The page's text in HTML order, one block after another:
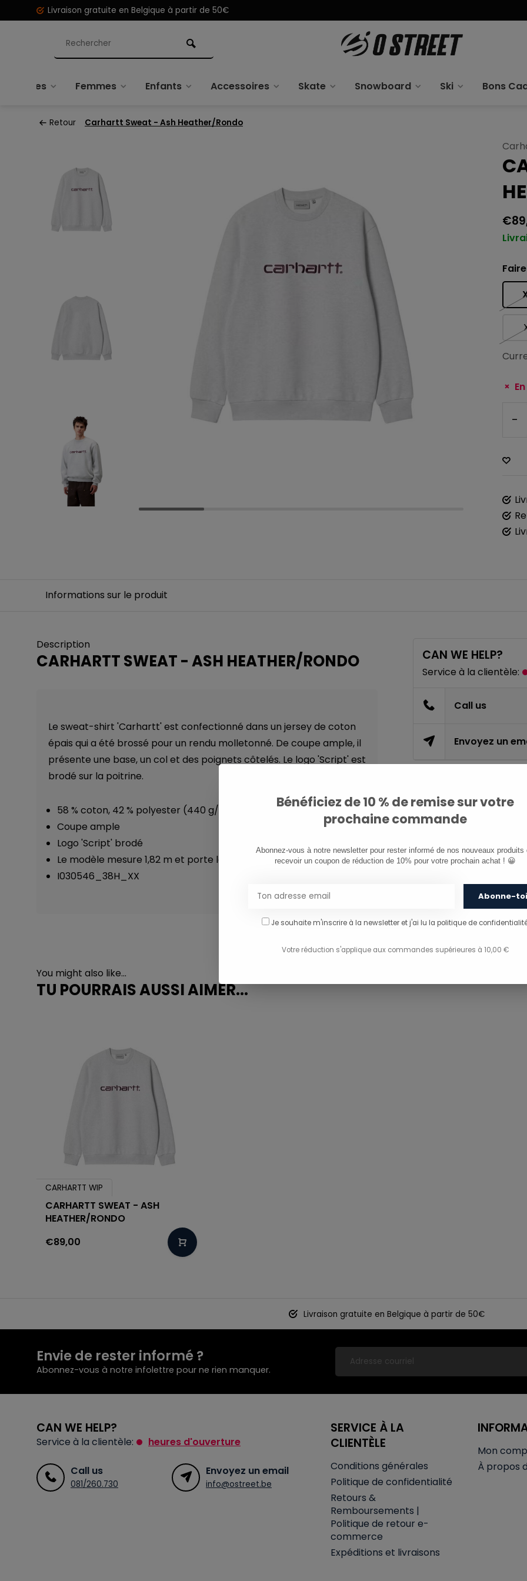
Livraison gratuite en Belgique à partir de 50€
Hommes Femmes Enfants Accessoires Skate Snowboard Ski Bons
Retour Carhartt Sweat - Ash Heather/Rondo
-
Informations sur le produit
Description
CARHARTT SWEAT - ASH HEATHER/RONDO
Le sweat-shirt 'Carhartt' est confectionné dans un jersey de coton
épais qui a été brossé pour un rendu molletonné. De coupe ample, il
présente une base, un col et des poignets côtelés. Le logo 'Script' est
brodé sur la poitrine.
58 % coton, 42 % polyester (440 g/sqm)
Coupe ample
Logo 'Script' brodé
Le modèle mesure 1,82 m et porte la taille M
I030546_38H_XX
CAN WE HELP?
Service à la clientèle:
Call us
Envoyez un
PARTAGER CE
You might also like...
TU POURRAIS AUSSI AIMER...
CARHARTT WIP
CARHARTT SWEAT - ASH
HEATHER/RONDO
€89,00
Livraison gratuite en Belgique à partir de 50€
Envie de rester informé ?
Abonnez-vous à notre infolettre pour ne rien manquer.
CAN WE HELP?
Service à la clientèle: heures d'ouverture
Call us
081/260.730
Envoyez un email
info@ostreet.be
SERVICE À LA
CLIENTÈLE
Conditions générales
Politique de confidentialité
Retours &
Remboursements |
Politique de retour e-
commerce
Expéditions et livraisons
Mon
À propos
Bénéficiez de 10 % de remise sur votre
prochaine commande
Abonnez-vous à notre newsletter pour rester informé de nos nouveaux produits
recevoir un coupon de réduction de 10% pour votre prochain achat ! 😀
Abonne-toi
Je souhaite m'inscrire à la newsletter et j'ai lu la politique de
Votre réduction s'applique aux commandes supérieures à 10,00 €